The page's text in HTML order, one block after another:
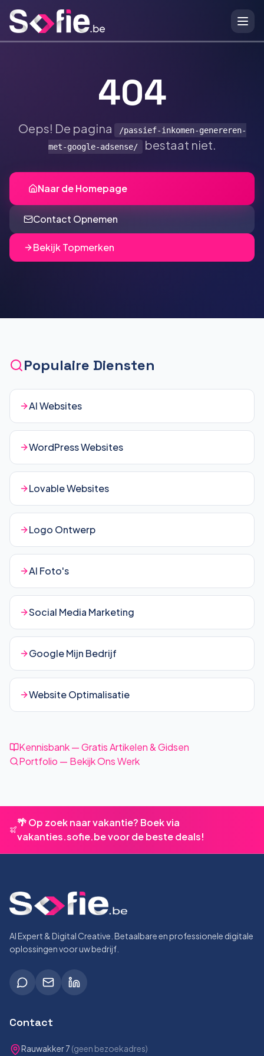
404
Oeps! De pagina
/passief-inkomen-genereren-
met-google-adsense/ bestaat niet.
Naar de Homepage
Contact Opnemen
Bekijk Topmerken
Populaire Diensten
AI Websites
WordPress Websites
Lovable Websites
Logo Ontwerp
AI Foto's
Social Media Marketing
Google Mijn Bedrijf
Website Optimalisatie
Kennisbank — Gratis Artikelen & Gidsen
Portfolio — Bekijk Ons Werk
🌴 Op zoek naar vakantie? Boek via
vakanties.sofie.be voor de beste deals!
AI Expert & Digital Creative. Betaalbare en professionele digitale
oplossingen voor uw bedrijf.
Contact
Rauwakker 7 (geen bezoekadres)